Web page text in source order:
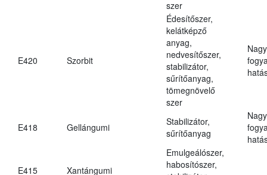
szer
E420 Szorbit
Édesítőszer,
kelátképző
anyag,
nedvesítőszer,
stabilizátor,
sűrítőanyag,
tömegnövelő
szer
E418 Gellángumi
Stabilizátor,
sűrítőanyag
E415 Xantángumi
Emulgeálószer,
habosítószer,